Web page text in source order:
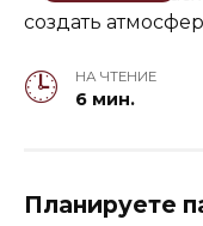
НА ЧТЕНИЕ
6 мин.
Планируете